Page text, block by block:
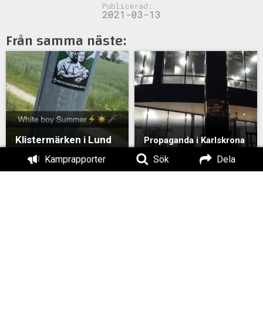
Kamprapporter Sök Dela
Publicerad:
2021-03-13
Från samma näste:
Klistermärken i Lund Propaganda i Karlskrona